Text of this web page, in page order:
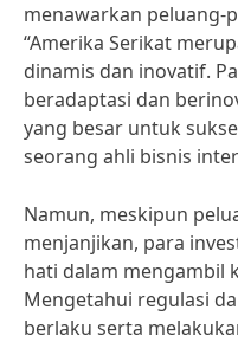
menawarkan peluang-
“Amerika Serikat
dinamis dan inovatif.
beradaptasi dan
yang besar untuk
seorang ahli bisnis
Namun, meskipun
menjanjikan, para
hati dalam mengambil
Mengetahui regulasi
berlaku serta